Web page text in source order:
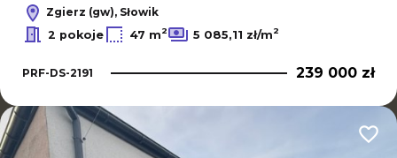
Zgierz (gw), Słowik
2 pokoje
47 m2 5 085,11 zł/m2
PRF-DS-2191 239 000 zł